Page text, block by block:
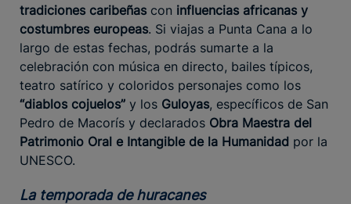
tradiciones caribeñas con influencias africanas y
costumbres europeas. Si viajas a Punta Cana a lo
largo de estas fechas, podrás sumarte a la
celebración con música en directo, bailes típicos,
teatro satírico y coloridos personajes como los
“diablos cojuelos” y los Guloyas, específicos de San
Pedro de Macorís y declarados Obra Maestra del
Patrimonio Oral e Intangible de la Humanidad por la
UNESCO.
La temporada de huracanes